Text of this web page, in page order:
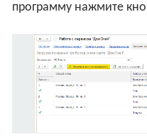
программу нажмите